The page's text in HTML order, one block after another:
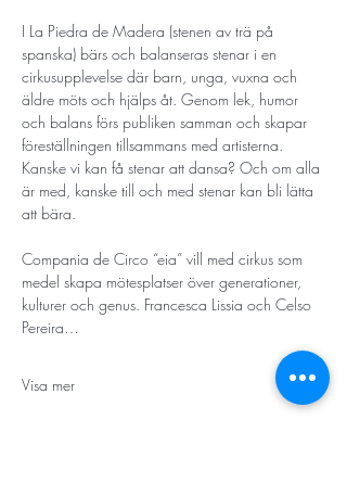
I La Piedra de Madera (stenen av trä på
spanska) bärs och balanseras stenar i en
cirkusupplevelse där barn, unga, vuxna och
äldre möts och hjälps åt. Genom lek, humor
och balans förs publiken samman och skapar
föreställningen tillsammans med artisterna.
Kanske vi kan få stenar att dansa? Och om alla
är med, kanske till och med stenar kan bli lätta
att bära.
Compania de Circo “eia” vill med cirkus som
medel skapa mötesplatser över generationer,
kulturer och genus. Francesca Lissia och Celso
Pereira…
Visa mer